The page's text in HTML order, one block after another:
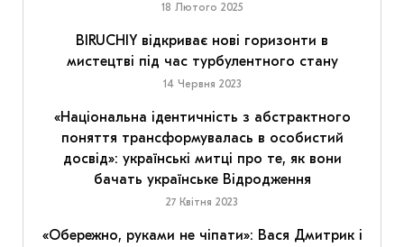
18 Лютого 2025
BIRUCHIY відкриває нові горизонти в
мистецтві під час турбулентного стану
14 Червня 2023
«Національна ідентичність з абстрактного
поняття трансформувалась в особистий
досвід»: українські митці про те, як вони
бачать українське Відродження
27 Квітня 2023
«Обережно, руками не чіпати»: Вася Дмитрик і